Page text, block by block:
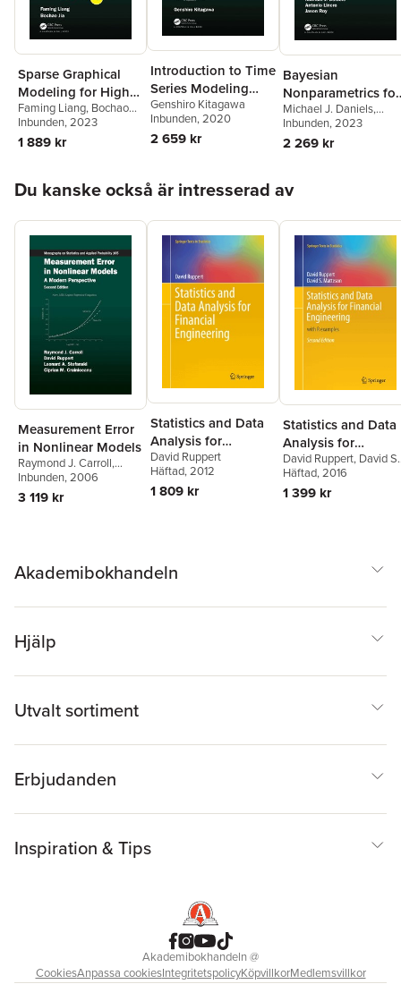
Sparse Graphical
Modeling for High
Dimensional Data
Faming Liang, Bochao
Jia
Inbunden, 2023
1 889 kr
Introduction to Time
Series Modeling
with Applications in
R
Genshiro Kitagawa
Inbunden, 2020
2 659 kr
Bayesian
Nonparametrics for
Causal Inference
and Missing Data
Michael J. Daniels,
Antonio Linero,Jason
Roy
Inbunden, 2023
2 269 kr
Du kanske också är intresserad av
Measurement Error
in Nonlinear Models
Raymond J. Carroll,
David Ruppert,Leonard
A. Stefanski
Crainiceanu
Inbunden, 2006
3 119 kr
Statistics and Data
Analysis for
Financial
Engineering
David Ruppert
Häftad, 2012
1 809 kr
Statistics and Data
Analysis for
Financial
Engineering
David Ruppert, David S.
Matteson
Häftad, 2016
1 399 kr
Akademibokhandeln
Hjälp
Utvalt sortiment
Erbjudanden
Inspiration & Tips
Akademibokhandeln@
CookiesAnpassa cookiesIntegritetspolicyKöpvillkorMedlemsvillkor